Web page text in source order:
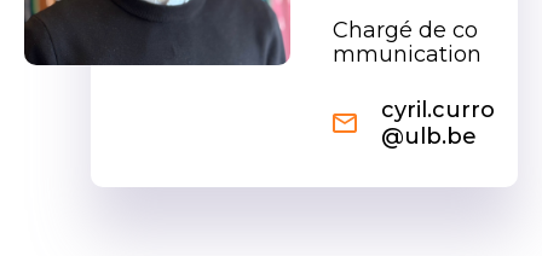
Chargé de co
mmunication
cyril.curro
@ulb.be